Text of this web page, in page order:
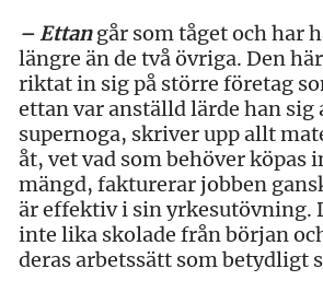
– Ettangår som tåget och har
längre än de två övriga. Den
riktat in sig på större företag
ettan var anställd lärde han sig
supernoga, skriver upp allt
åt, vet vad som behöver köpas
mängd, fakturerar jobben
är effektiv i sin yrkesutövning.
inte lika skolade från början
deras arbetssätt som betydligt